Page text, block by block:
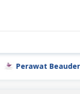
Perawat Beauderm